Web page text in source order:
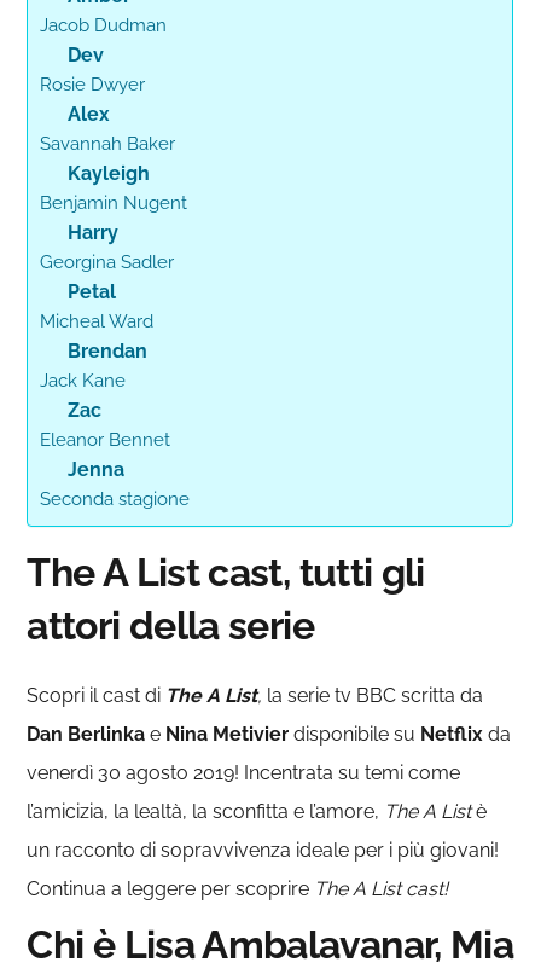
Jacob Dudman
Dev
Rosie Dwyer
Alex
Savannah Baker
Kayleigh
Benjamin Nugent
Harry
Georgina Sadler
Petal
Micheal Ward
Brendan
Jack Kane
Zac
Eleanor Bennet
Jenna
Seconda stagione
The A List cast, tutti gli
attori della serie
Scopri il cast di The A List, la serie tv BBC scritta da
Dan Berlinka e Nina Metivierdisponibile su Netflix da
venerdì 30 agosto 2019! Incentrata su temi come
l’amicizia, la lealtà, la sconfitta e l’amore, The A Listè
un racconto di sopravvivenza ideale per i più giovani!
Continua a leggere per scoprire The A List cast!
Chi è Lisa Ambalavanar, Mia